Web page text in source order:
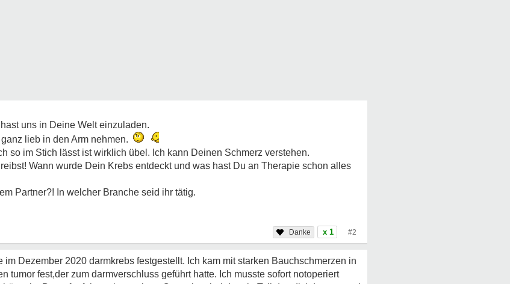
uns in Deine Welt einzuladen.
lieb in den Arm nehmen.
so im Stich lässt ist wirklich übel. Ich kann Deinen Schmerz verstehen.
Wann wurde Dein Krebs entdeckt und was hast Du an Therapie schon alles
Partner?! In welcher Branche seid ihr tätig.
x 1 #2
Dezember 2020 darmkrebs festgestellt. Ich kam mit starken Bauchschmerzen in
tumor fest,der zum darmverschluss geführt hatte. Ich musste sofort notoperiert